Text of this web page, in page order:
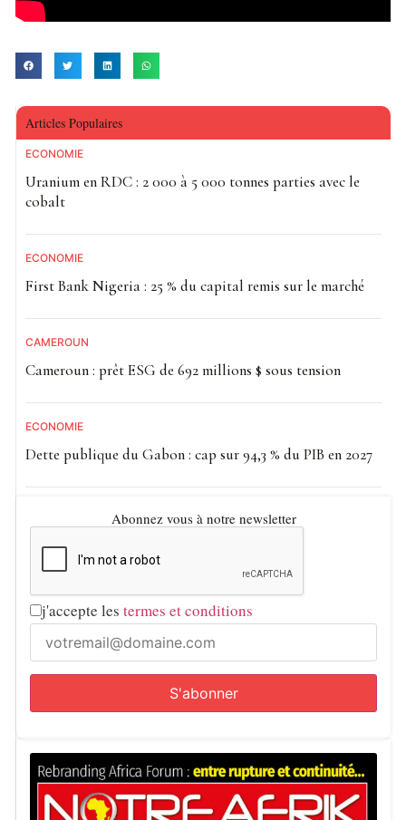
Articles Populaires
ECONOMIE
Uranium en RDC : 2 000 à 5 000 tonnes parties avec le
cobalt
ECONOMIE
First Bank Nigeria : 25 % du capital remis sur le marché
CAMEROUN
Cameroun : prêt ESG de 692 millions $ sous tension
ECONOMIE
Dette publique du Gabon : cap sur 94,3 % du PIB en 2027
Abonnez vous à notre newsletter
j'accepte les termes et conditions